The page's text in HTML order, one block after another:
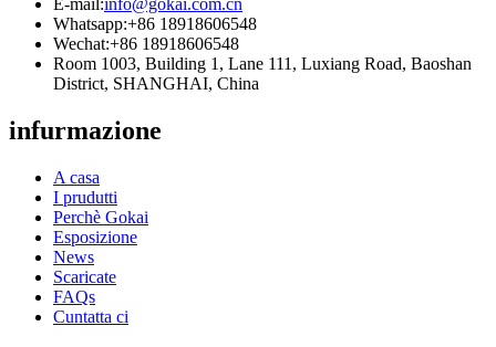
Whatsapp:+86 18918606548
Wechat:+86 18918606548
Room 1003, Building 1, Lane 111, Luxiang Road, Baoshan
District, SHANGHAI, China
infurmazione
A casa
I prudutti
Perchè Gokai
Esposizione
News
Scaricate
FAQs
Cuntatta ci